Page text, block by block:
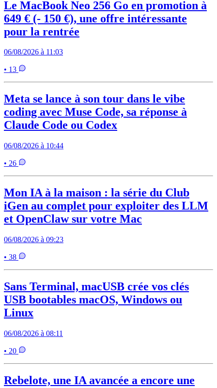
Le MacBook Neo 256 Go en promotion à
649 € (- 150 €), une offre intéressante
pour la rentrée
06/08/2026 à 11:03
• 13
Meta se lance à son tour dans le vibe
coding avec Muse Code, sa réponse à
Claude Code ou Codex
06/08/2026 à 10:44
• 26
Mon IA à la maison : la série du Club
iGen au complet pour exploiter des LLM
et OpenClaw sur votre Mac
06/08/2026 à 09:23
• 38
Sans Terminal, macUSB crée vos clés
USB bootables macOS, Windows ou
Linux
06/08/2026 à 08:11
• 20
Rebelote, une IA avancée a encore une